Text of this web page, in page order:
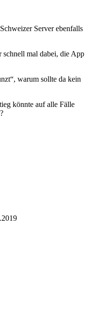
Server ebenfalls
mal dabei, die App
warum sollte da kein
könnte auf alle Fälle